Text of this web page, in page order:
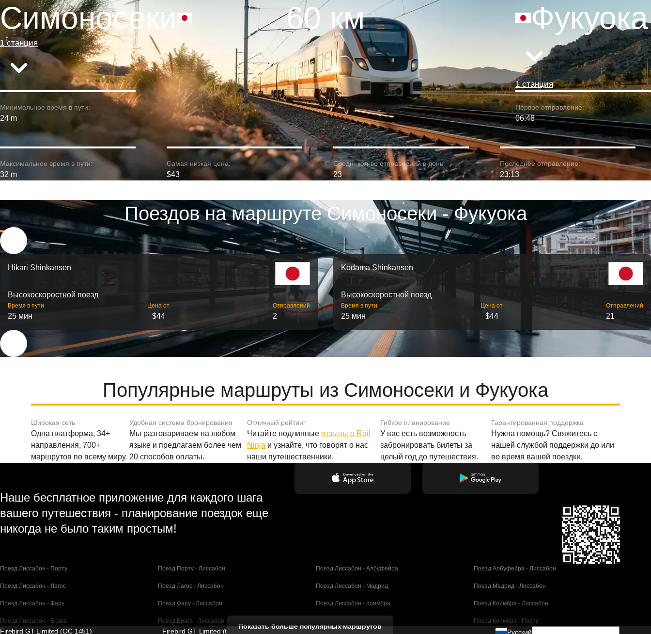
Симоносеки
1 станция
60 км Фукуока
1 станция
Минимальное время в пути:
24 m
Первое отправление:
06:48
Максимальное время в пути:
32 m
Самая низкая цена:
$43
Средн. кол-во отправлений в день:
23
Последнее отправление:
23:13
Поездов на маршруте Симоносеки - Фукуока
Hikari Shinkansen
Высокоскоростной поезд
Время в пути
25 мин
Цена от
$44
Отправлений
2
Kodama Shinkansen
Высокоскоростной поезд
Время в пути
25 мин
Цена от
$44
Отправлений
21
Популярные маршруты из Симоносеки и Фукуока
Широкая сеть
Одна платформа, 34+
направления, 700+
маршрутов по всему миру.
Удобная система бронирования
Мы разговариваем на любом
языке и предлагаем более чем
20 способов оплаты.
Отличный рейтинг
Читайте подлинныеотзывы о Rail
Ninja и узнайте, что говорят о нас
наши путешественники.
Гибкое планирование
У вас есть возможность
забронировать билеты за
целый год до путешествия.
Гарантированная поддержка
Нужна помощь? Свяжитесь с
нашей службой поддержки до или
во время вашей поездки.
Наше бесплатное приложение для каждого шага
вашего путешествия - планирование поездок еще
никогда не было таким простым!
Поезд Лиссабон - Порту Поезд Порту - Лиссабон Поезд Лиссабон - Албуфейра Поезд Албуфейра - Лиссабон
Поезд Лиссабон - Лагос Поезд Лагос - Лиссабон Поезд Лиссабон - Мадрид Поезд Мадрид - Лиссабон
Поезд Лиссабон - Фару Поезд Фару - Лиссабон Поезд Лиссабон - Коимбра Поезд Коимбра - Лиссабон
Поезд Лиссабон - Брага Поезд Брага - Лиссабон Поезд Коимбра - Порту
Показать больше популярных маршрутов
Firebird GT Limited (OC 1451) Firebird GT Limited (61211989) Pусский